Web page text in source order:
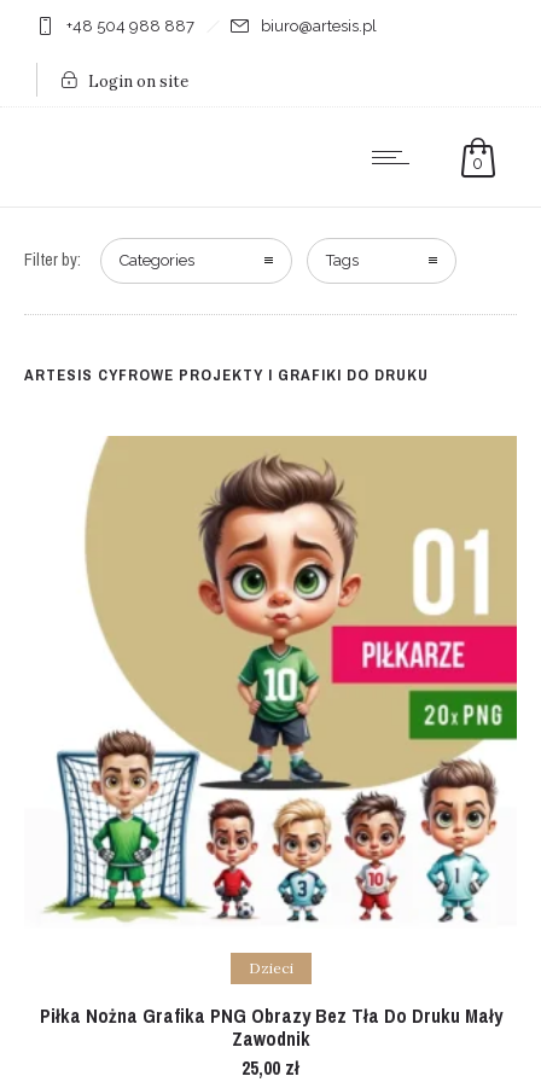
+48 504 988 887 biuro@artesis.pl
Login on site
0
Filter by: Categories Tags
ARTESIS CYFROWE PROJEKTY I GRAFIKI DO DRUKU
Add to cart
Dzieci
Piłka Nożna Grafika PNG Obrazy Bez Tła Do Druku Mały
Zawodnik
25,00 zł